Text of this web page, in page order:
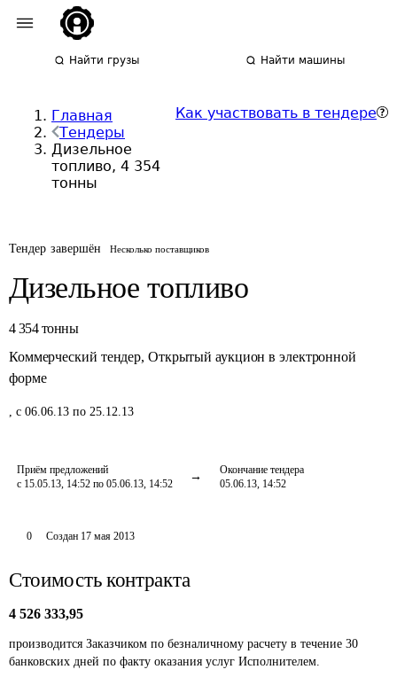
Найти грузы Найти машины
Главная
Тендеры
Дизельное
топливо, 4 354
тонны
Как участвовать в тендере
Тендер завершён Несколько поставщиков
Дизельное топливо
4 354 тонны
Коммерческий тендер, Открытый аукцион в электронной
форме
, с 06.06.13 по 25.12.13
Приём предложений
с 15.05.13, 14:52 по 05.06.13, 14:52
Окончание тендера
05.06.13, 14:52
0 Создан 17 мая 2013
Стоимость контракта
4 526 333,95
производится Заказчиком по безналичному расчету в течение 30
банковских дней по факту оказания услуг Исполнителем.